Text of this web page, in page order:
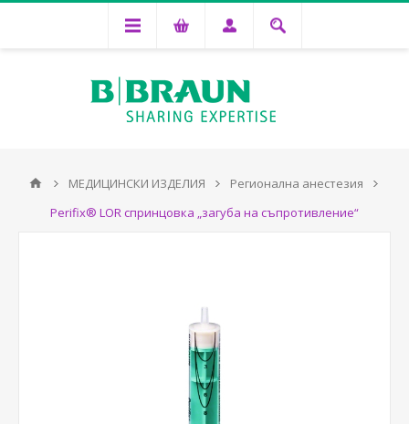
МЕДИЦИНСКИ ИЗДЕЛИЯ
Регионална анестезия
Perifix® LOR спринцовка „загуба на съпротивление“